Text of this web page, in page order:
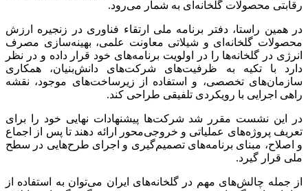
رقابتی محصولات گلخانه‌ای به شمار می‌رود.
در همین راستا، دفتر برنامه ملی ارتقاء فناوری در زنجیره ارزش
محصولات گلخانه‌ای و شیلاتی معاونت علمی، بهینه‌سازی مصرف
انرژی در گلخانه‌ها را در اولویت برنامه‌های خود قرار داده و در نظر
دارد با تکیه به ظرفیت‌های شرکت‌های دانش‌بنیان، همکاری
سازمان‌های تخصصی، و استفاده از زیرساخت‌های موجود، نقشه
راهی اجرایی با رویکردی تلفیقی طراحی کند.
در این نشست مقرر شد شرکت‌ها پیشنهادات نهایی خود را برای
تعریف پروژه‌های عملیاتی و خروجی‌محور ارائه دهند تا پس از اجماع
و اصلاح، مبنای برنامه‌های تصمیم‌گیری و اجرای طرح‌هایی در سطح
ملی قرار گیرد.
از جمله چالش‌های مهم در گلخانه‌های ایران می‌توان به استفاده از